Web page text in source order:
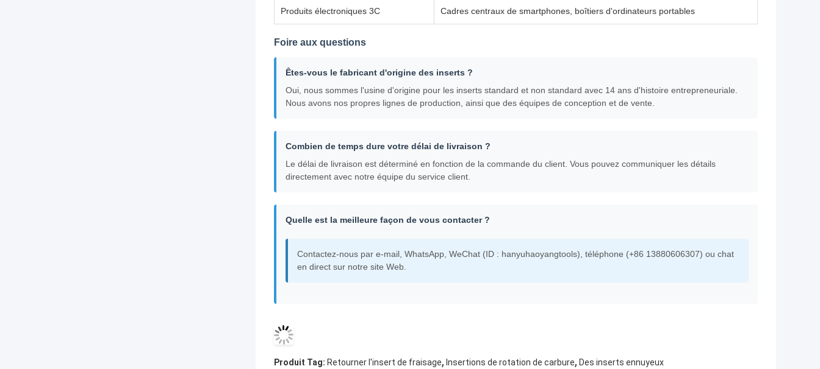
Produits électroniques 3C Cadres centraux de smartphones, boîtiers d'ordinateurs portables
Foire aux questions
Êtes-vous le fabricant d'origine des inserts ?
Oui, nous sommes l'usine d'origine pour les inserts standard et non standard avec 14 ans d'histoire entrepreneuriale.
Nous avons nos propres lignes de production, ainsi que des équipes de conception et de vente.
Combien de temps dure votre délai de livraison ?
Le délai de livraison est déterminé en fonction de la commande du client. Vous pouvez communiquer les détails
directement avec notre équipe du service client.
Quelle est la meilleure façon de vous contacter ?
Contactez-nous par e-mail, WhatsApp, WeChat (ID : hanyuhaoyangtools), téléphone (+86 13880606307) ou chat
en direct sur notre site Web.
Produit Tag: Retourner l'insert de fraisage, Insertions de rotation de carbure, Des inserts ennuyeux